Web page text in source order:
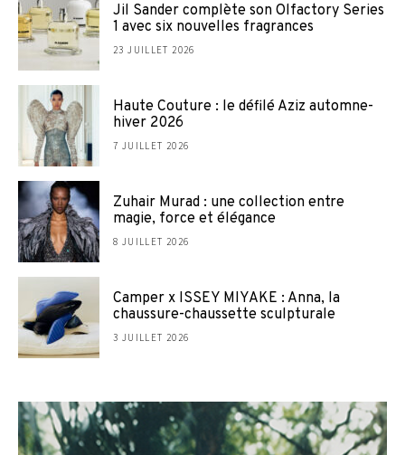
Jil Sander complète son Olfactory Series
1 avec six nouvelles fragrances
23 JUILLET 2026
Haute Couture : le défilé Aziz automne-
hiver 2026
7 JUILLET 2026
Zuhair Murad : une collection entre
magie, force et élégance
8 JUILLET 2026
Camper x ISSEY MIYAKE : Anna, la
chaussure-chaussette sculpturale
3 JUILLET 2026